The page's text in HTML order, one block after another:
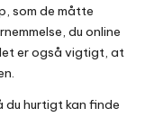
som de måtte
du online
er også vigtigt, at
du hurtigt kan finde